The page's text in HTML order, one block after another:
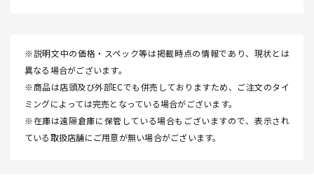
※説明文中の価格・スペック等は掲載時点の情報であり、現状とは
異なる場合がございます。
※商品は店頭及び外部ECでも併売しておりますため、ご注文のタイ
ミングによっては完売となっている場合がございます。
※在庫は遠隔倉庫に保管している場合もございますので、表示され
ている取扱店舗にご用意が無い場合がございます。